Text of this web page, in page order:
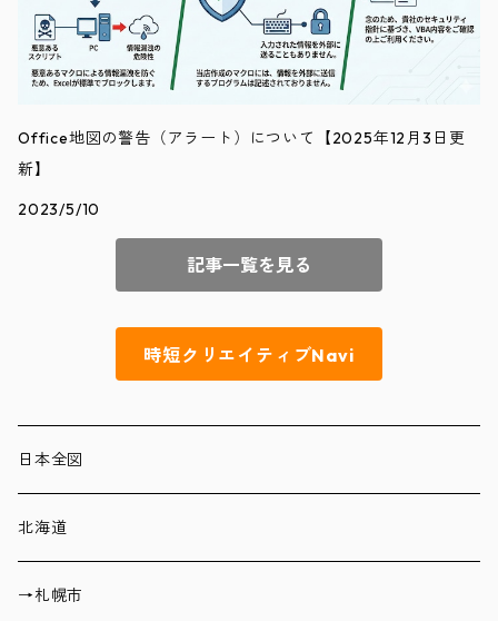
Office地図の警告（アラート）について【2025年12月3日更
新】
2023/5/10
記事一覧を見る
時短クリエイティブNavi
日本全図
北海道
→札幌市